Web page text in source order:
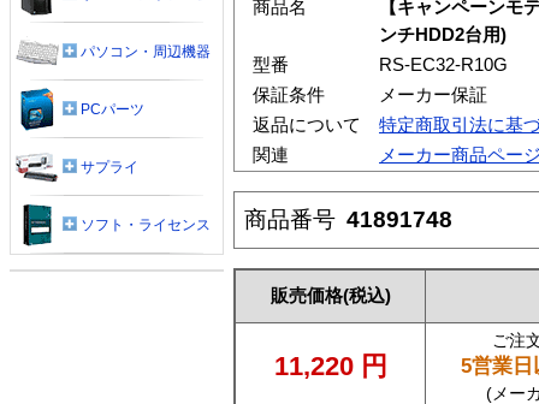
商品名
【キャンペーンモ
ンチHDD2台用)
型番
RS-EC32-R10G
保証条件
メーカー保証
返品について
特定商取引法に基
関連
メーカー商品ペー
商品番号 41891748
販売価格(税込)
11,220 円
ご注
5営業日
(メー
パソコン・周辺機器
PCパーツ
サプライ
ソフト・ライセンス